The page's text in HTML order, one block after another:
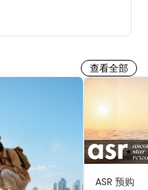
支付 3 晚租金
将保留全部预付金额，且
果未就取消预订予以通知，
述的取消费。书面取消的
查看全部
ASR 预购